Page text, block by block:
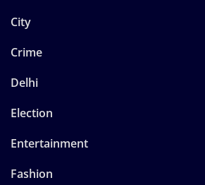
City
Crime
Delhi
Election
Entertainment
Fashion